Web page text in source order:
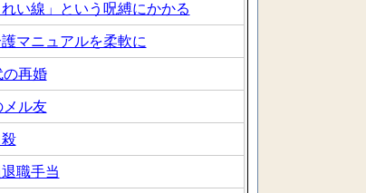
れい線」という呪縛にかかる
マニュアルを柔軟に
の再婚
メル友
職手当